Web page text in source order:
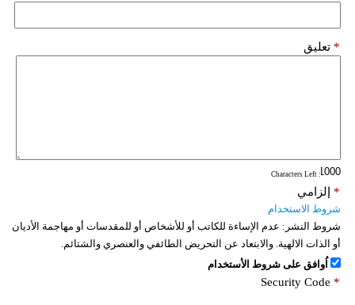
تعليق *
: Characters Left
إلزامي *
شروط الاستخدام
شروط النشر: عدم الإساءة للكاتب أو للأشخاص أو للمقدسات أو مهاجمة الأديان
أو الذات الالهية. والابتعاد عن التحريض الطائفي والعنصري والشتائم.
اُوافق على شروط الأستخدام
Security Code *